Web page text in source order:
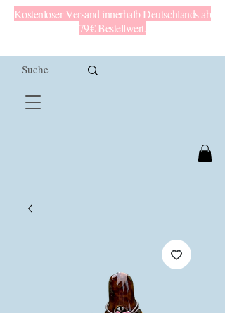
Kostenloser Versand innerhalb Deutschlands ab
79 € Bestellwert.